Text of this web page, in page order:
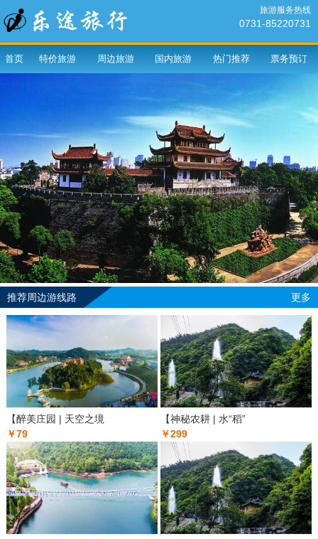
旅游服务热线
0731-85220731
首页 特价旅游 周边旅游 国内旅游 热门推荐 票务预订
推荐周边游线路 更多
【醉美庄园 | 天空之境
￥79
【神秘农耕 | 水“稻”
￥299